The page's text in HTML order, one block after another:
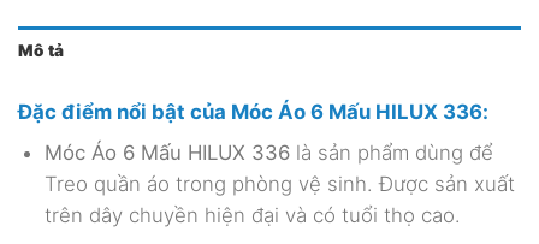
Mô tả
Đặc điểm nổi bật của Móc Áo 6 Mấu HILUX 336:
Móc Áo 6 Mấu HILUX 336 là sản phẩm dùng để
Treo quần áo trong phòng vệ sinh. Được sản xuất
trên dây chuyền hiện đại và có tuổi thọ cao.